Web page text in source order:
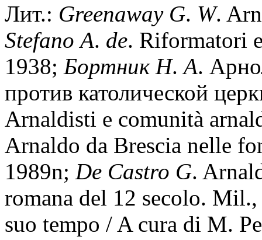
Лит.: Greenaway G. W.
Stefano A. de. Riformatori
1938; Бортник Н.А.
против католической
Arnaldisti e comunità
Arnaldo da Brescia nelle
1989n; De Castro G.
romana del 12 secolo.
suo tempo / A cura di M.